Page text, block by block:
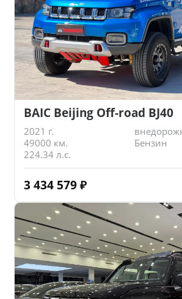
BAIC Beijing Off-road BJ40
2021 г.
49000 км.
Бензин
224.34 л.с.
3 434 579 ₽